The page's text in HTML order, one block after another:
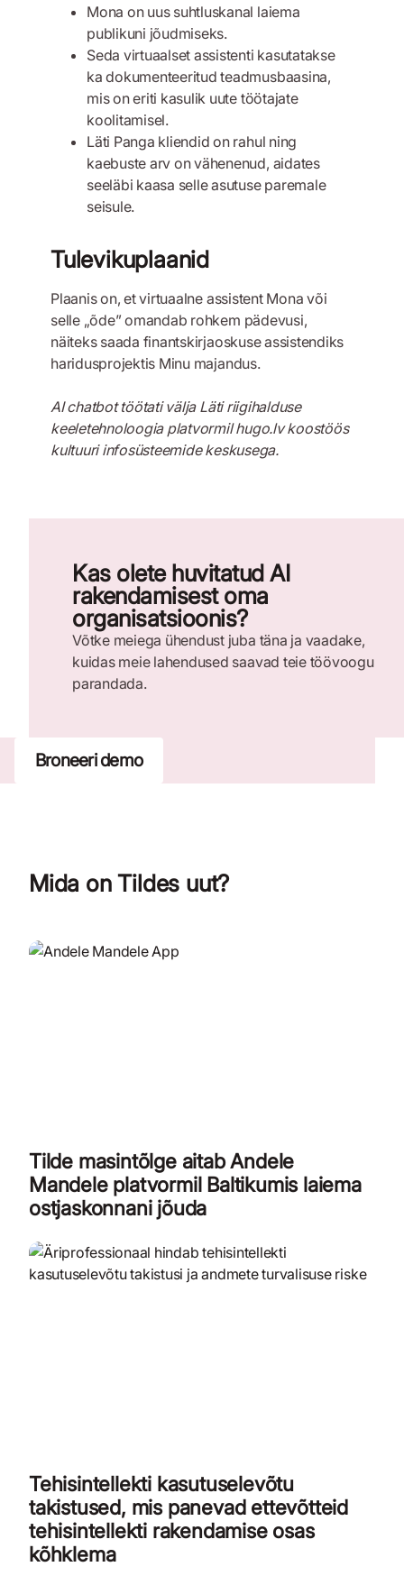
Mona on uus suhtluskanal laiema
publikuni jõudmiseks.
Seda virtuaalset assistenti kasutatakse
ka dokumenteeritud teadmusbaasina,
mis on eriti kasulik uute töötajate
koolitamisel.
Läti Panga kliendid on rahul ning
kaebuste arv on vähenenud, aidates
seeläbi kaasa selle asutuse paremale
seisule.
Tulevikuplaanid
Plaanis on, et virtuaalne assistent Mona või
selle „õde” omandab rohkem pädevusi,
näiteks saada finantskirjaoskuse assistendiks
haridusprojektis Minu majandus.
AI chatbot töötati välja Läti riigihalduse
keeletehnoloogia platvormil hugo.lv koostöös
kultuuri infosüsteemide keskusega.
Kas olete huvitatud AI
rakendamisest oma
organisatsioonis?
Võtke meiega ühendust juba täna ja vaadake,
kuidas meie lahendused saavad teie töövoogu
parandada.
Broneeri demo
Mida on Tildes uut?
Tilde masintõlge aitab Andele
Mandele platvormil Baltikumis laiema
ostjaskonnani jõuda
Tehisintellekti kasutuselevõtu
takistused, mis panevad ettevõtteid
tehisintellekti rakendamise osas
kõhklema